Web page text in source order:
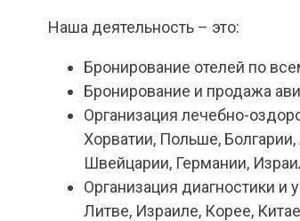
Наша деятельность – это:
Бронирование отелей по
Бронирование и продажа
Организация лечебно-
Хорватии, Польше,
Швейцарии, Германии,
Организация диагностики
Литве, Израиле, Корее,